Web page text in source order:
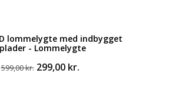
lommelygte med indbygget
- Lommelygte
599,00kr. Den
299,00 kr.Den